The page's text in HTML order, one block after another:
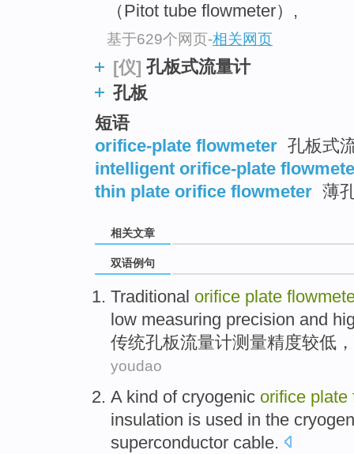
（Pitot tube flowmeter）,
基于629个网页-相关网页
[仪] 孔板式流量计
孔板
短语
orifice-plate flowmeter 孔板式
intelligent orifice-plate
thin plate orifice flowmeter 薄
相关文章
双语例句
Traditional orifice plate
low measuring precision and
传统孔板流量计测量精度较低 ，
youdao
A kind of cryogenic orifice plate
insulation is used in the
superconductor cable.